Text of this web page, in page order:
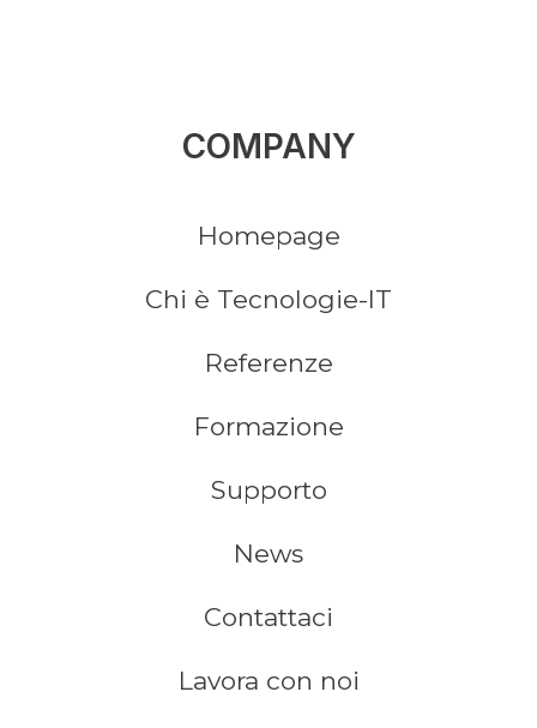
COMPANY
Homepage
Chi è Tecnologie-IT
Referenze
Formazione
Supporto
News
Contattaci
Lavora con noi